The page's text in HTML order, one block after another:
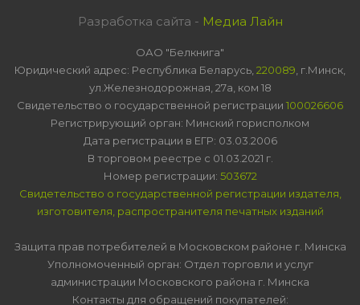
Разработка сайта - Медиа Лайн
ОАО "Белкнига"
Юридический адрес: Республика Беларусь, 220089 , г.Минск,
ул.Железнодорожная, 27а, ком 18
Свидетельство о государственной регистрации 100026606
Регистрирующий орган: Минский горисполком
Дата регистрации в ЕГР: 03.03.2006
В торговом реестре с 01.03.2021 г.
Номер регистрации: 503672
Свидетельство о государственной регистрации издателя,
изготовителя, распространителя печатных изданий
Защита прав потребителей в Московском районе г. Минска
Уполномоченный орган: Отдел торговли и услуг
администрации Московского района г. Минска
Контакты для обращений покупателей: